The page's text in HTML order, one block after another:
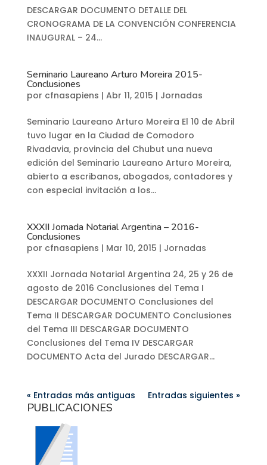
DESCARGAR DOCUMENTO DETALLE DEL
CRONOGRAMA DE LA CONVENCIÓN CONFERENCIA
INAUGURAL – 24...
Seminario Laureano Arturo Moreira 2015-
Conclusiones
por cfnasapiens | Abr 11, 2015 | Jornadas
Seminario Laureano Arturo Moreira El 10 de Abril
tuvo lugar en la Ciudad de Comodoro
Rivadavia, provincia del Chubut una nueva
edición del Seminario Laureano Arturo Moreira,
abierto a escribanos, abogados, contadores y
con especial invitación a los...
XXXII Jornada Notarial Argentina – 2016-
Conclusiones
por cfnasapiens | Mar 10, 2015 | Jornadas
XXXII Jornada Notarial Argentina 24, 25 y 26 de
agosto de 2016 Conclusiones del Tema I
DESCARGAR DOCUMENTO Conclusiones del
Tema II DESCARGAR DOCUMENTO Conclusiones
del Tema III DESCARGAR DOCUMENTO
Conclusiones del Tema IV DESCARGAR
DOCUMENTO Acta del Jurado DESCARGAR...
« Entradas más antiguas Entradas siguientes »
PUBLICACIONES